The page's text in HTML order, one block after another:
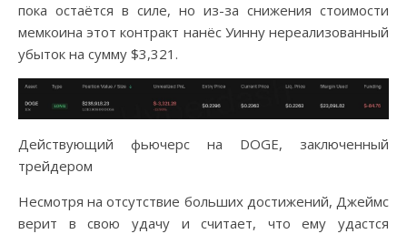
пока остаётся в силе, но из-за снижения стоимости
мемкоина этот контракт нанёс Уинну нереализованный
убыток на сумму $3,321.
Действующий фьючерс на DOGE, заключенный
трейдером
Несмотря на отсутствие больших достижений, Джеймс
верит в свою удачу и считает, что ему удастся